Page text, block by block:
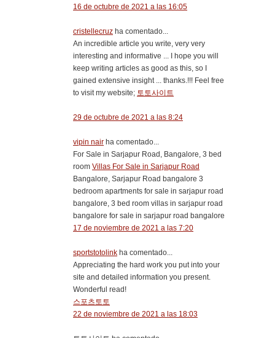
16 de octubre de 2021 a las 16:05
cristellecruz ha comentado...
An incredible article you write, very very
interesting and informative ... I hope you will
keep writing articles as good as this, so I
gained extensive insight ... thanks.!!! Feel free
to visit my website; 토토사이트
29 de octubre de 2021 a las 8:24
vipin nair ha comentado...
For Sale in Sarjapur Road, Bangalore, 3 bed
room Villas For Sale in Sarjapur Road
Bangalore, Sarjapur Road bangalore 3
bedroom apartments for sale in sarjapur road
bangalore, 3 bed room villas in sarjapur road
bangalore for sale in sarjapur road bangalore
17 de noviembre de 2021 a las 7:20
sportstotolink ha comentado...
Appreciating the hard work you put into your
site and detailed information you present.
Wonderful read!
스포츠토토
22 de noviembre de 2021 a las 18:03